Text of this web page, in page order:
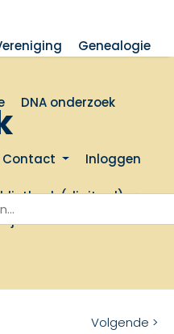
Genealogie
DNA onderzoek
Contact Inloggen
(digitaal)
in de
Volgende >